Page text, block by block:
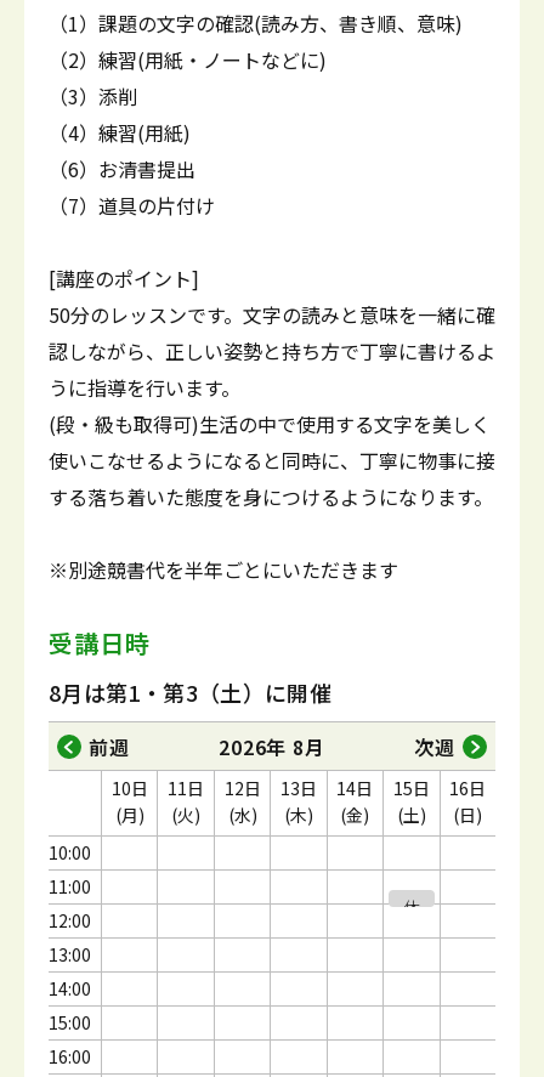
（1）課題の文字の確認(読み方、書き順、意味)
（2）練習(用紙・ノートなどに)
（3）添削
（4）練習(用紙)
（6）お清書提出
（7）道具の片付け
[講座のポイント]
50分のレッスンです。文字の読みと意味を一緒に確
認しながら、正しい姿勢と持ち方で丁寧に書けるよ
うに指導を行います。
(段・級も取得可)生活の中で使用する文字を美しく
使いこなせるようになると同時に、丁寧に物事に接
する落ち着いた態度を身につけるようになります。
※別途競書代を半年ごとにいただきます
受講日時
8月は第1・第3（土）に開催
前週 2026年 8月 次週
10:00
11:00
12:00
13:00
14:00
15:00
16:00
10日
(月)
11日
(火)
12日
(水)
13日
(木)
14日
(金)
15日
(土)
16日
(日)
休